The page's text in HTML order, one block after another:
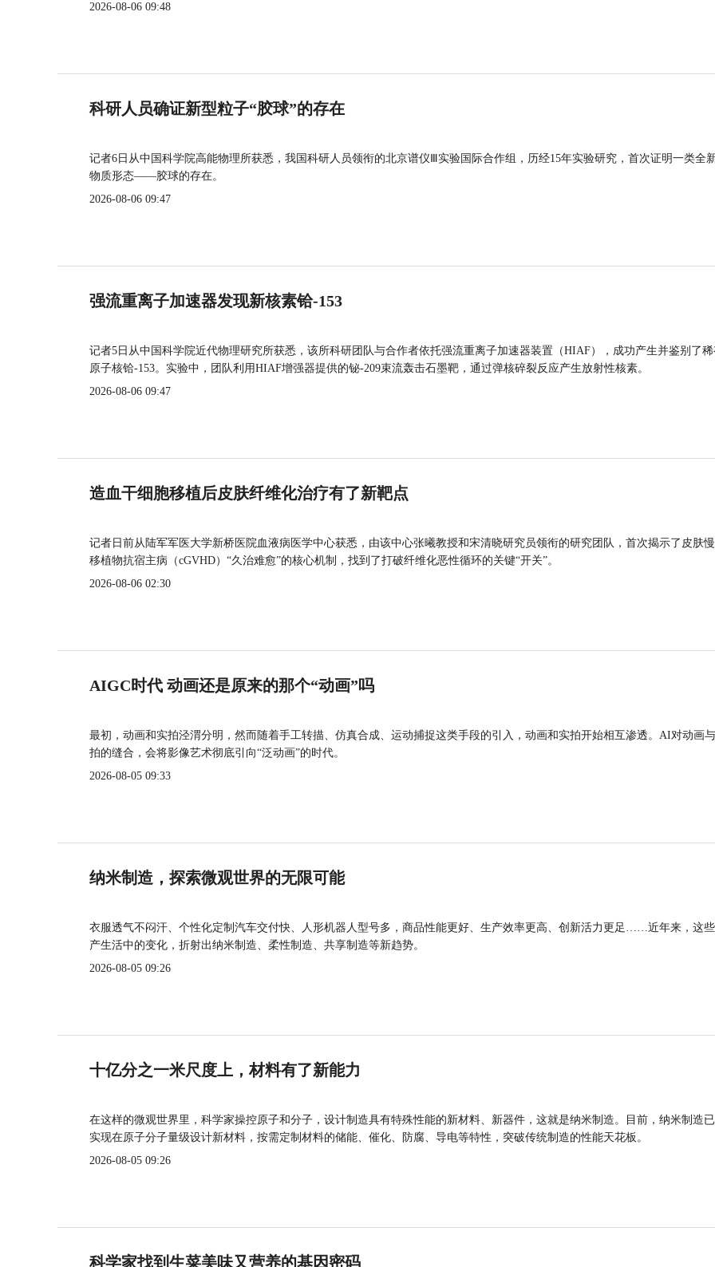
2026-08-06 09:48
科研人员确证新型粒子“胶球”的存在
记者6日从中国科学院高能物理所获悉，我国科研人员领衔的北京谱仪Ⅲ实验国际合作组，历经15年实验研究，首次证明一类全
物质形态——胶球的存在。
2026-08-06 09:47
强流重离子加速器发现新核素铪-153
记者5日从中国科学院近代物理研究所获悉，该所科研团队与合作者依托强流重离子加速器装置（HIAF），成功产生并鉴别了
原子核铪-153。实验中，团队利用HIAF增强器提供的铋-209束流轰击石墨靶，通过弹核碎裂反应产生放射性核素。
2026-08-06 09:47
造血干细胞移植后皮肤纤维化治疗有了新靶点
记者日前从陆军军医大学新桥医院血液病医学中心获悉，由该中心张曦教授和宋清晓研究员领衔的研究团队，首次揭示了皮肤
移植物抗宿主病（cGVHD）“久治难愈”的核心机制，找到了打破纤维化恶性循环的关键“开关”。
2026-08-06 02:30
AIGC时代 动画还是原来的那个“动画”吗
最初，动画和实拍泾渭分明，然而随着手工转描、仿真合成、运动捕捉这类手段的引入，动画和实拍开始相互渗透。AI对动画
拍的缝合，会将影像艺术彻底引向“泛动画”的时代。
2026-08-05 09:33
纳米制造，探索微观世界的无限可能
衣服透气不闷汗、个性化定制汽车交付快、人形机器人型号多，商品性能更好、生产效率更高、创新活力更足……近年来，这
产生活中的变化，折射出纳米制造、柔性制造、共享制造等新趋势。
2026-08-05 09:26
十亿分之一米尺度上，材料有了新能力
在这样的微观世界里，科学家操控原子和分子，设计制造具有特殊性能的新材料、新器件，这就是纳米制造。目前，纳米制造
实现在原子分子量级设计新材料，按需定制材料的储能、催化、防腐、导电等特性，突破传统制造的性能天花板。
2026-08-05 09:26
科学家找到生菜美味又营养的基因密码